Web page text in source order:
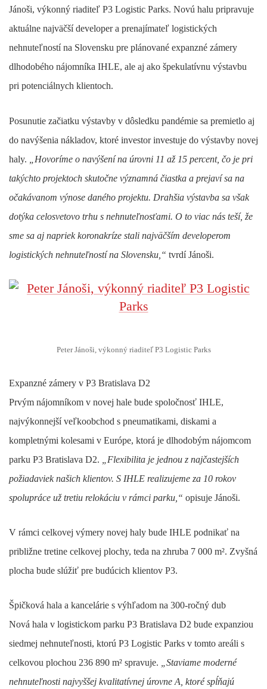
Jánoši, výkonný riaditeľ P3 Logistic Parks. Novú halu pripravuje
aktuálne najväčší developer a prenajímateľ logistických
nehnuteľností na Slovensku pre plánované expanzné zámery
dlhodobého nájomníka IHLE, ale aj ako špekulatívnu výstavbu
pri potenciálnych klientoch.
Posunutie začiatku výstavby v dôsledku pandémie sa premietlo aj
do navýšenia nákladov, ktoré investor investuje do výstavby novej
haly. „Hovoríme o navýšení na úrovni 11 až 15 percent, čo je pri
takýchto projektoch skutočne významná čiastka a prejaví sa na
očakávanom výnose daného projektu. Drahšia výstavba sa však
dotýka celosvetovo trhu s nehnuteľnosťami. O to viac nás teší, že
sme sa aj napriek koronakríze stali najväčším developerom
logistických nehnuteľností na Slovensku,“ tvrdí Jánoši.
Peter Jánoši, výkonný riaditeľ P3 Logistic Parks
Expanzné zámery v P3 Bratislava D2
Prvým nájomníkom v novej hale bude spoločnosť IHLE,
najvýkonnejší veľkoobchod s pneumatikami, diskami a
kompletnými kolesami v Európe, ktorá je dlhodobým nájomcom
parku P3 Bratislava D2. „Flexibilita je jednou z najčastejších
požiadaviek našich klientov. S IHLE realizujeme za 10 rokov
spolupráce už tretiu relokáciu v rámci parku,“ opisuje Jánoši.
V rámci celkovej výmery novej haly bude IHLE podnikať na
približne tretine celkovej plochy, teda na zhruba 7 000 m². Zvyšná
plocha bude slúžiť pre budúcich klientov P3.
Špičková hala a kancelárie s výhľadom na 300-ročný dub
Nová hala v logistickom parku P3 Bratislava D2 bude expanziou
siedmej nehnuteľnosti, ktorú P3 Logistic Parks v tomto areáli s
celkovou plochou 236 890 m² spravuje. „Staviame moderné
nehnuteľnosti najvyššej kvalitatívnej úrovne A, ktoré spĺňajú